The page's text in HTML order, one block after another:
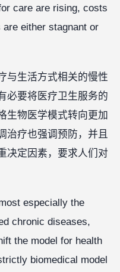
care are rising, costs
either stagnant or
与生活方式相关的慢性
必要将医疗卫生服务的
生物医学模式转向更加
治疗也强调预防，并且
决定因素，要求人们对
especially the
chronic diseases,
the model for health
biomedical model